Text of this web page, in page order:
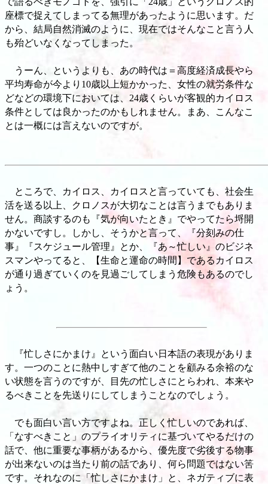
座標で捉えてしまってる無理があったように思います。だ
から、結局自然消滅のように、現在ではそんなこと言う人
も殆どいなくなってしまった。
うーん、というよりも、あの時代は＝高度経済成長やら
平均寿命が今より10歳以上短かかった、女性の就労条件な
どなどの環境下においては、24歳くらいが客観的カイロス
条件としては良かったのかもしれません。まあ、こんなこ
とは一概には言えないのですが。
ところで、カイロス、カイロスと言っていても、社会生
活を送る以上、クロノスが大切なことは言うまでもありま
せん。商談するのも『気が向いたとき』でやってたら埒開
かないですし。しかし、そうかと言って、『分刻みの仕
事』『スケジュール管理』とか、『あ～忙しい』のビジネ
スマンやってると、【生命と運命の時間】であるカイロス
が通り過ぎていくのを見過ごしてしまう危険もあるのでし
ょう。
『忙しさにかまけ』という面白い日本語の表現がありま
す。一つのことに熱中しすぎて他のことを顧みる余裕のな
い状態を言うのですが、目先の忙しさにとらわれ、本来や
るべきことを先送りにしてしまうことなのでしょう。
でも面白い言い方ですよね。正しく忙しいのであれば、
「なすべきこと」のプライオリティに基づいてやるだけの
話で、他に重要な事柄があるから、優先度で劣後する物事
が出来ないのは当たり前の話であり、何ら問題ではない筈
です。それなのに「忙しさにかまけ」と、ネガティブに表